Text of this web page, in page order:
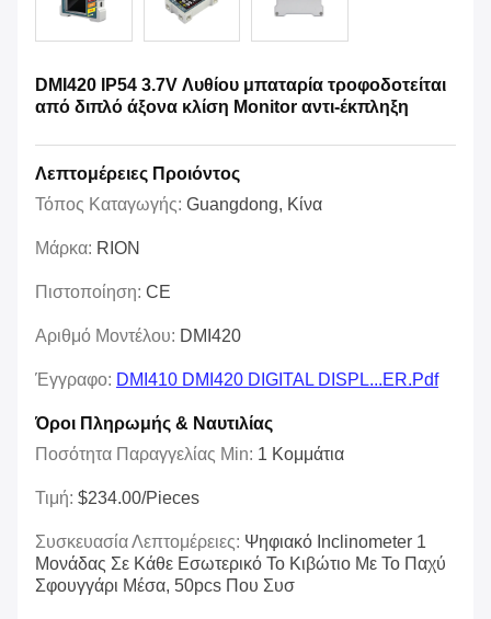
DMI420 IP54 3.7V Λυθίου μπαταρία τροφοδοτείται
από διπλό άξονα κλίση Monitor αντι-έκπληξη
Λεπτομέρειες Προιόντος
Τόπος Καταγωγής: Guangdong, Κίνα
Μάρκα: RION
Πιστοποίηση: CE
Αριθμό Μοντέλου: DMI420
Έγγραφο: DMI410 DMI420 DIGITAL DISPL...ER.pdf
Όροι Πληρωμής & Ναυτιλίας
Ποσότητα Παραγγελίας Min: 1 Κομμάτια
Τιμή: $234.00/Pieces
Συσκευασία Λεπτομέρειες: Ψηφιακό Inclinometer 1
Μονάδας Σε Κάθε Εσωτερικό Το Κιβώτιο Με Το Παχύ
Σφουγγάρι Μέσα, 50pcs Που Συσ